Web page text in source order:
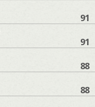
91
91
88
88